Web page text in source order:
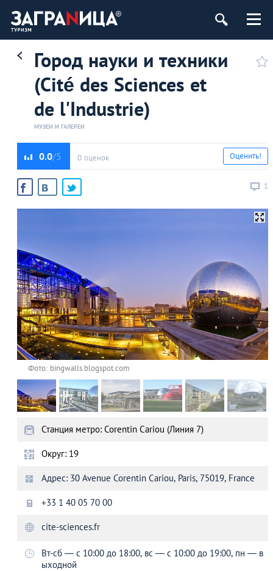
Город науки и техники
(Cité des Sciences et
de l'Industrie)
МУЗЕИ И ГАЛЕРЕИ
0.0 0 оценок
1
Оценить!
Фото: bingwalls.blogspot.com
Станция метро: Corentin Cariou (Линия 7)
Округ: 19
Адрес: 30 Avenue Corentin Cariou, Paris, 75019, France
+33 1 40 05 70 00
cite-sciences.fr
Вт-сб ― с 10:00 до 18:00, вс ― с 10:00 до 19:00, пн ― в
ыходной